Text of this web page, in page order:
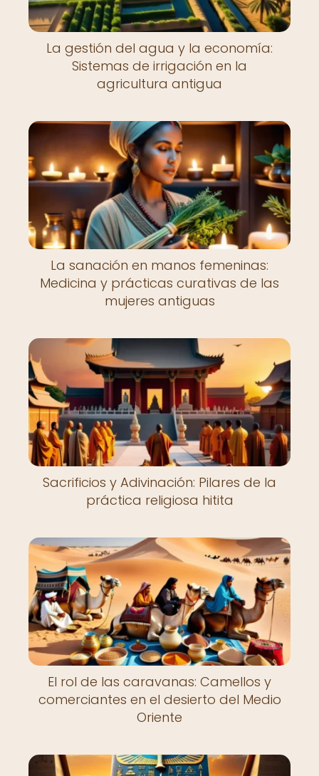
La gestión del agua y la economía:
Sistemas de irrigación en la
agricultura antigua
La sanación en manos femeninas:
Medicina y prácticas curativas de las
mujeres antiguas
Sacrificios y Adivinación: Pilares de la
práctica religiosa hitita
El rol de las caravanas: Camellos y
comerciantes en el desierto del Medio
Oriente